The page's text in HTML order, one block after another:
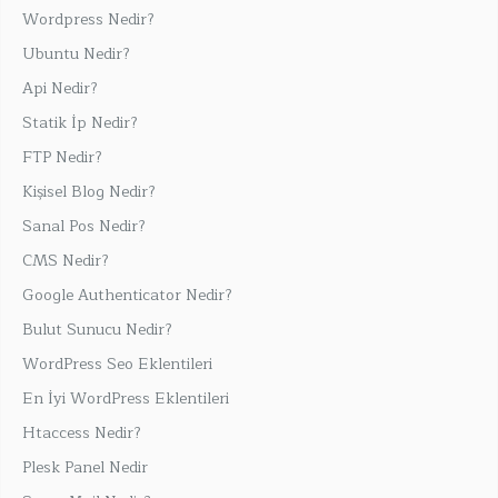
Wordpress Nedir?
Ubuntu Nedir?
Api Nedir?
Statik İp Nedir?
FTP Nedir?
Kişisel Blog Nedir?
Sanal Pos Nedir?
CMS Nedir?
Google Authenticator Nedir?
Bulut Sunucu Nedir?
WordPress Seo Eklentileri
En İyi WordPress Eklentileri
Htaccess Nedir?
Plesk Panel Nedir